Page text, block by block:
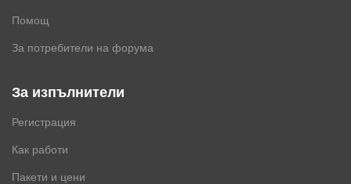
Помощ
За потребители на форума
За изпълнители
Регистрация
Как работи
Пакети и цени